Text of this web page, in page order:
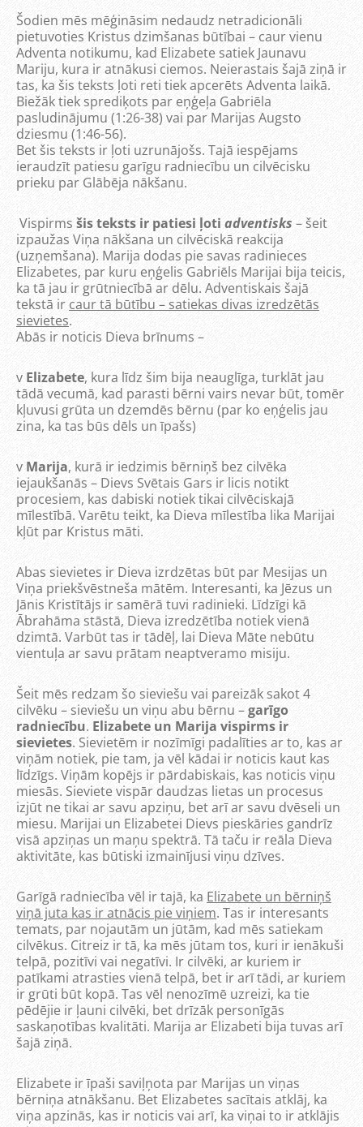
Šodien mēs mēģināsim nedaudz netradicionāli
pietuvoties Kristus dzimšanas būtībai – caur vienu
Adventa notikumu, kad Elizabete satiek Jaunavu
Mariju, kura ir atnākusi ciemos. Neierastais šajā ziņā ir
tas, ka šis teksts ļoti reti tiek apcerēts Adventa laikā.
Biežāk tiek sprediķots par eņģeļa Gabriēla
pasludinājumu (1:26-38) vai par Marijas Augsto
dziesmu (1:46-56).
Bet šis teksts ir ļoti uzrunājošs. Tajā iespējams
ieraudzīt patiesu garīgu radniecību un cilvēcisku
prieku par Glābēja nākšanu.
Vispirms šis teksts ir patiesi ļoti adventisks – šeit
izpaužas Viņa nākšana un cilvēciskā reakcija
(uzņemšana). Marija dodas pie savas radinieces
Elizabetes, par kuru eņģelis Gabriēls Marijai bija teicis,
ka tā jau ir grūtniecībā ar dēlu. Adventiskais šajā
tekstā ir caur tā būtību – satiekas divas izredzētās
sievietes.
Abās ir noticis Dieva brīnums –
v Elizabete, kura līdz šim bija neauglīga, turklāt jau
tādā vecumā, kad parasti bērni vairs nevar būt, tomēr
kļuvusi grūta un dzemdēs bērnu (par ko eņģelis jau
zina, ka tas būs dēls un īpašs)
v Marija, kurā ir iedzimis bērniņš bez cilvēka
iejaukšanās – Dievs Svētais Gars ir licis notikt
procesiem, kas dabiski notiek tikai cilvēciskajā
mīlestībā. Varētu teikt, ka Dieva mīlestība lika Marijai
kļūt par Kristus māti.
Abas sievietes ir Dieva izrdzētas būt par Mesijas un
Viņa priekšvēstneša mātēm. Interesanti, ka Jēzus un
Jānis Kristītājs ir samērā tuvi radinieki. Līdzīgi kā
Ābrahāma stāstā, Dieva izredzētība notiek vienā
dzimtā. Varbūt tas ir tādēļ, lai Dieva Māte nebūtu
vientuļa ar savu prātam neaptveramo misiju.
Šeit mēs redzam šo sieviešu vai pareizāk sakot 4
cilvēku – sieviešu un viņu abu bērnu –garīgo
radniecību. Elizabete un Marija vispirms ir
sievietes. Sievietēm ir nozīmīgi padalīties ar to, kas ar
viņām notiek, pie tam, ja vēl kādai ir noticis kaut kas
līdzīgs. Viņām kopējs ir pārdabiskais, kas noticis viņu
miesās. Sieviete vispār daudzas lietas un procesus
izjūt ne tikai ar savu apziņu, bet arī ar savu dvēseli un
miesu. Marijai un Elizabetei Dievs pieskāries gandrīz
visā apziņas un maņu spektrā. Tā taču ir reāla Dieva
aktivitāte, kas būtiski izmainījusi viņu dzīves.
Garīgā radniecība vēl ir tajā, ka Elizabete un bērniņš
viņā juta kas ir atnācis pie viņiem. Tas ir interesants
temats, par nojautām un jūtām, kad mēs satiekam
cilvēkus. Citreiz ir tā, ka mēs jūtam tos, kuri ir ienākuši
telpā, pozitīvi vai negatīvi. Ir cilvēki, ar kuriem ir
patīkami atrasties vienā telpā, bet ir arī tādi, ar kuriem
ir grūti būt kopā. Tas vēl nenozīmē uzreizi, ka tie
pēdējie ir ļauni cilvēki, bet drīzāk personīgās
saskaņotības kvalitāti. Marija ar Elizabeti bija tuvas arī
šajā ziņā.
Elizabete ir īpaši saviļņota par Marijas un viņas
bērniņa atnākšanu. Bet Elizabetes sacītais atklāj, ka
viņa apzinās, kas ir noticis vai arī, ka viņai to ir atklājis